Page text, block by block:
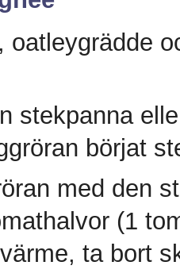
oatleygrädde
stekpanna
börjat
med den
(1
ta bort